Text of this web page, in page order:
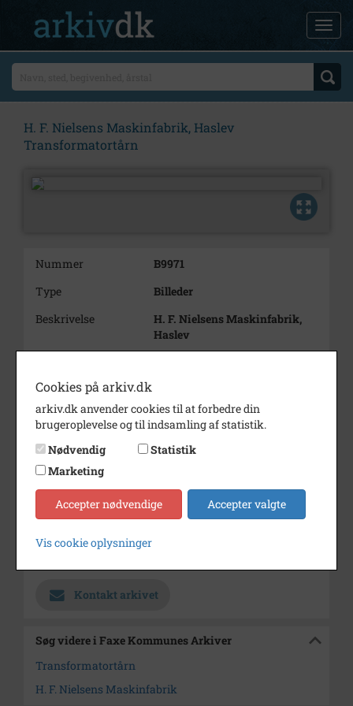
H. F. Nielsens Maskinfabrik, Haslev
Transformatortårn
Nummer
B9971
Type
Billeder
Beskrivelse
H. F. Nielsens Maskinfabrik,
Haslev
Periode
Dateringsnote
1940-1960
Fotograf
Ukendt
Se på kort
Type
Sogn (1000-2050)
Kontakt arkivet
Søg videre i Faxe Kommunes Arkiver
Transformatortårn
H. F. Nielsens Maskinfabrik
Cookies på arkiv.dk
arkiv.dk anvender cookies til at forbedre din
brugeroplevelse og til indsamling af statistik.
Nødvendig
Statistik
Marketing
Accepter nødvendige Accepter valgte
Vis cookie oplysninger